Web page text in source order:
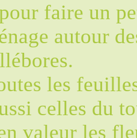
faire un
autour
les
celles du
valeur les